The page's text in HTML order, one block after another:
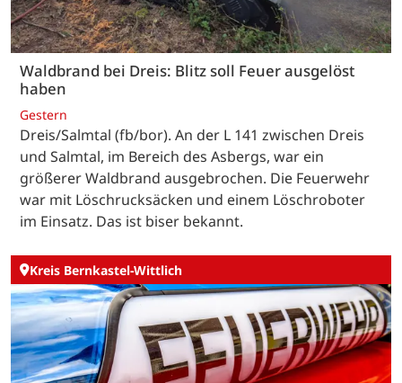
Waldbrand bei Dreis: Blitz soll Feuer ausgelöst
haben
Gestern
Dreis/Salmtal (fb/bor). An der L 141 zwischen Dreis
und Salmtal, im Bereich des Asbergs, war ein
größerer Waldbrand ausgebrochen. Die Feuerwehr
war mit Löschrucksäcken und einem Löschroboter
im Einsatz. Das ist biser bekannt.
Kreis Bernkastel-Wittlich